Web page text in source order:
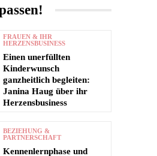
FRAUEN & IHR
HERZENSBUSINESS
Einen unerfüllten
Kinderwunsch
ganzheitlich begleiten:
Janina Haug über ihr
Herzensbusiness
BEZIEHUNG &
PARTNERSCHAFT
Kennenlernphase und